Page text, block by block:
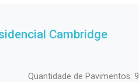
Cambridge
Quantidade de Pavimentos: 9